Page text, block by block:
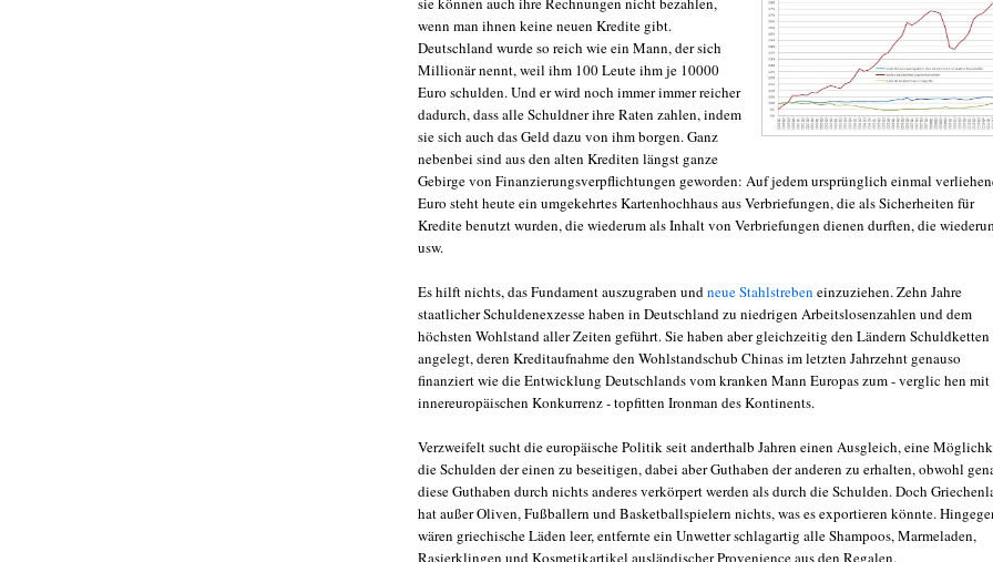
wenn man ihnen keine neuen Kredite gibt.
Deutschland wurde so reich wie ein Mann, der sich
Millionär nennt, weil ihm 100 Leute ihm je 10000
Euro schulden. Und er wird noch immer immer reicher
dadurch, dass alle Schuldner ihre Raten zahlen, indem
sie sich auch das Geld dazu von ihm borgen. Ganz
nebenbei sind aus den alten Krediten längst ganze
Gebirge von Finanzierungsverpflichtungen geworden: Auf jedem ursprünglich einmal
Euro steht heute ein umgekehrtes Kartenhochhaus aus Verbriefungen, die als Sicherheiten für
Kredite benutzt wurden, die wiederum als Inhalt von Verbriefungen dienen durften, die
usw.
Es hilft nichts, das Fundament auszugraben und neue Stahlstreben einzuziehen. Zehn Jahre
staatlicher Schuldenexzesse haben in Deutschland zu niedrigen Arbeitslosenzahlen und dem
höchsten Wohlstand aller Zeiten geführt. Sie haben aber gleichzeitig den Ländern Schuldketten
angelegt, deren Kreditaufnahme den Wohlstandschub Chinas im letzten Jahrzehnt genauso
finanziert wie die Entwicklung Deutschlands vom kranken Mann Europas zum - verglic hen mit
innereuropäischen Konkurrenz - topfitten Ironman des Kontinents.
Verzweifelt sucht die europäische Politik seit anderthalb Jahren einen Ausgleich, eine
die Schulden der einen zu beseitigen, dabei aber Guthaben der anderen zu erhalten, obwohl
diese Guthaben durch nichts anderes verkörpert werden als durch die Schulden. Doch
hat außer Oliven, Fußballern und Basketballspielern nichts, was es exportieren könnte.
wären griechische Läden leer, entfernte ein Unwetter schlagartig alle Shampoos, Marmeladen,
Rasierklingen und Kosmetikartikel ausländischer Provenience aus den Regalen.